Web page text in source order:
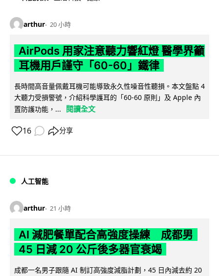
arthur 20 小時
AirPods 用家注意聽力響紅燈 醫學界籲
耳機用戶謹守「60-60」鐵律
長時間高音量佩戴耳機可能導致永久性噪音性聽損。本文盤點 4
大聽力受損警號，介紹科學護耳的「60-60 原則」及 Apple 內
置防護功能，...
閱讀全文
16 分享
人工智能
arthur 21 小時
AI 減肥餐單配合高強度操練 成都男
45 日減 20 公斤後多器官衰竭
成都一名男子跟隨 AI 制訂高強度減脂計劃，45 日內減去約 20